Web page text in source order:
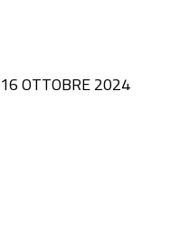
OTTOBRE 2024